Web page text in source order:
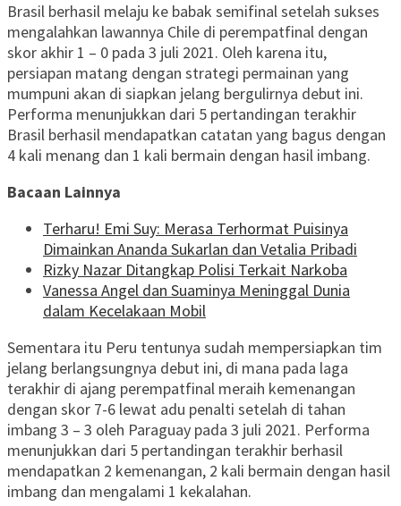
Brasil berhasil melaju ke babak semifinal setelah sukses
mengalahkan lawannya Chile di perempatfinal dengan
skor akhir 1 – 0 pada 3 juli 2021. Oleh karena itu,
persiapan matang dengan strategi permainan yang
mumpuni akan di siapkan jelang bergulirnya debut ini.
Performa menunjukkan dari 5 pertandingan terakhir
Brasil berhasil mendapatkan catatan yang bagus dengan
4 kali menang dan 1 kali bermain dengan hasil imbang.
Bacaan Lainnya
Terharu! Emi Suy: Merasa Terhormat Puisinya
Dimainkan Ananda Sukarlan dan Vetalia Pribadi
Rizky Nazar Ditangkap Polisi Terkait Narkoba
Vanessa Angel dan Suaminya Meninggal Dunia
dalam Kecelakaan Mobil
Sementara itu Peru tentunya sudah mempersiapkan tim
jelang berlangsungnya debut ini, di mana pada laga
terakhir di ajang perempatfinal meraih kemenangan
dengan skor 7-6 lewat adu penalti setelah di tahan
imbang 3 – 3 oleh Paraguay pada 3 juli 2021. Performa
menunjukkan dari 5 pertandingan terakhir berhasil
mendapatkan 2 kemenangan, 2 kali bermain dengan hasil
imbang dan mengalami 1 kekalahan.